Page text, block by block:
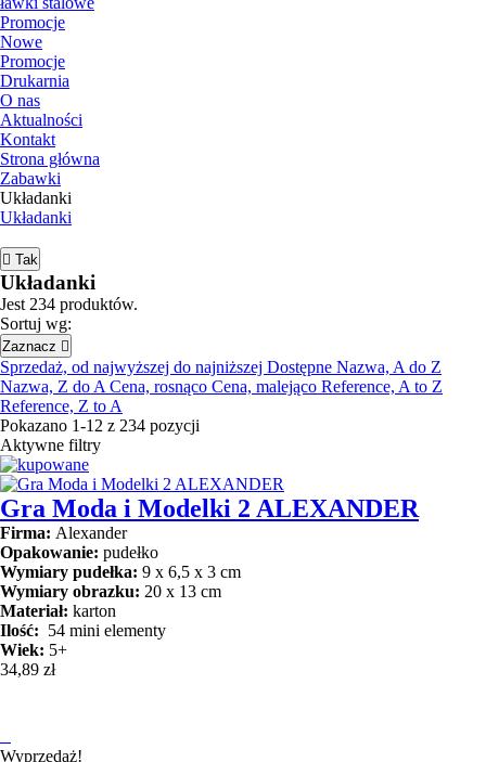
Promocje
Nowe
Promocje
Drukarnia
O nas
Aktualności
Kontakt
Strona główna
Zabawki
Układanki
Układanki
 Tak
Układanki
Jest 234 produktów.
Sortuj wg:
Zaznacz 
Sprzedaż, od najwyższej do najniższej Dostępne Nazwa, A do Z
Nazwa, Z do A Cena, rosnąco Cena, malejąco Reference, A to Z
Reference, Z to A
Pokazano 1-12 z 234 pozycji
Aktywne filtry
Gra Moda i Modelki 2 ALEXANDER
Firma: Alexander
Opakowanie: pudełko
Wymiary pudełka: 9 x 6,5 x 3 cm
Wymiary obrazku: 20 x 13 cm
Materiał: karton
Ilość: 54 mini elementy
Wiek: 5+
34,89 zł
Wyprzedaż!